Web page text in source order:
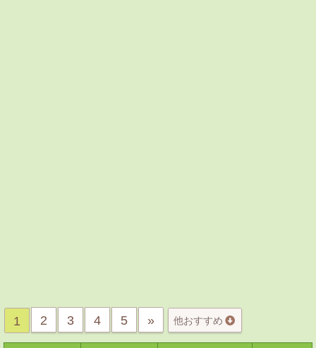
1 2 3 4 5 » 他おすすめ